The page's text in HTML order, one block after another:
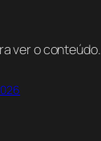
ver o conteúdo.